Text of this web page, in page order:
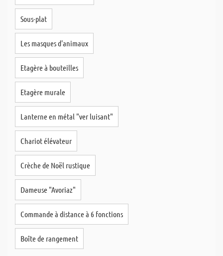
Sous-plat
Les masques d'animaux
Etagère à bouteilles
Etagère murale
Lanterne en métal "ver luisant"
Chariot élévateur
Crèche de Noël rustique
Dameuse "Avoriaz"
Commande à distance à 6 fonctions
Boîte de rangement